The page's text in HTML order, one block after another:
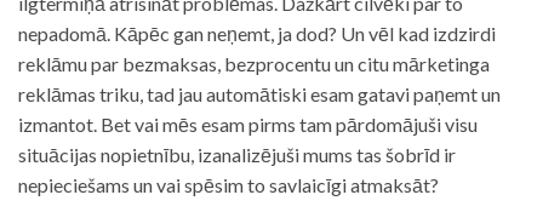
nepadomā. Kāpēc gan neņemt, ja dod? Un vēl kad izdzirdi
reklāmu par bezmaksas, bezprocentu un citu mārketinga
reklāmas triku, tad jau automātiski esam gatavi paņemt un
izmantot. Bet vai mēs esam pirms tam pārdomājuši visu
situācijas nopietnību, izanalizējuši mums tas šobrīd ir
nepieciešams un vai spēsim to savlaicīgi atmaksāt?